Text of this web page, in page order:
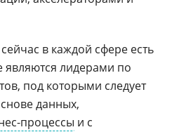
в каждой сфере есть
являются лидерами по
под которыми следует
данных,
процессы и с